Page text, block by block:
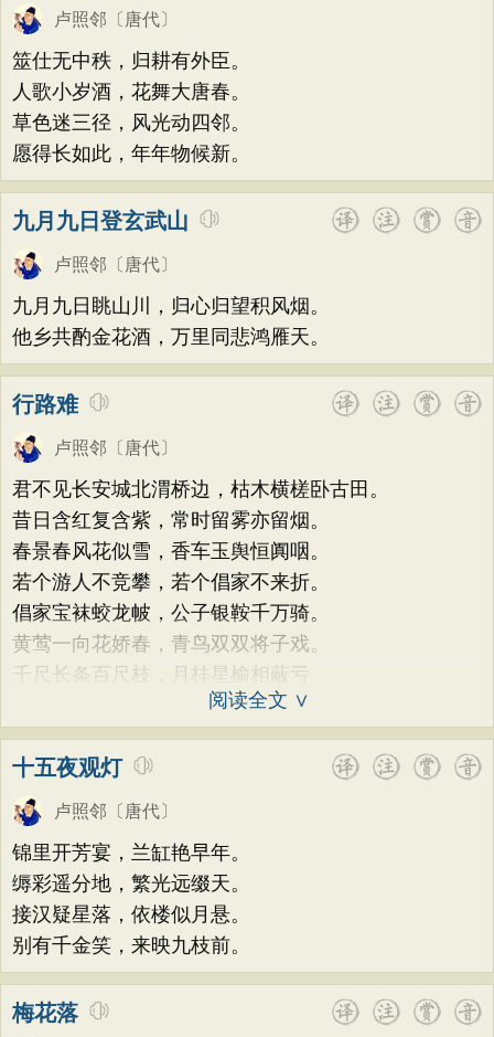
卢照邻 〔唐代〕
筮仕无中秩，归耕有外臣。
人歌小岁酒，花舞大唐春。
草色迷三径，风光动四邻。
愿得长如此，年年物候新。
九月九日登玄武山
卢照邻 〔唐代〕
九月九日眺山川，归心归望积风烟。
他乡共酌金花酒，万里同悲鸿雁天。
行路难
卢照邻 〔唐代〕
君不见长安城北渭桥边，枯木横槎卧古田。
昔日含红复含紫，常时留雾亦留烟。
春景春风花似雪，香车玉舆恒阗咽。
若个游人不竞攀，若个倡家不来折。
倡家宝袜蛟龙帔，公子银鞍千万骑。
黄莺一向花娇春，青鸟双双将子戏。
千尺长条百尺枝，月桂星榆相蔽亏
阅读全文 ∨
十五夜观灯
卢照邻 〔唐代〕
锦里开芳宴，兰缸艳早年。
缛彩遥分地，繁光远缀天。
接汉疑星落，依楼似月悬。
别有千金笑，来映九枝前。
梅花落